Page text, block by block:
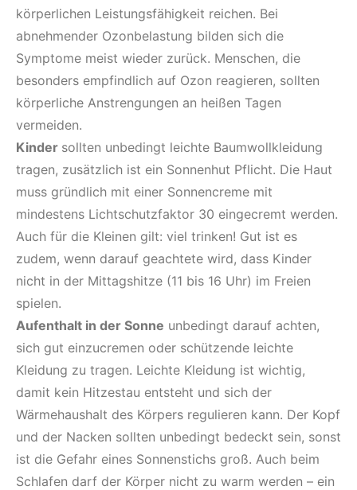
körperlichen Leistungsfähigkeit reichen. Bei
abnehmender Ozonbelastung bilden sich die
Symptome meist wieder zurück. Menschen, die
besonders empfindlich auf Ozon reagieren, sollten
körperliche Anstrengungen an heißen Tagen
vermeiden.
Kinder sollten unbedingt leichte Baumwollkleidung
tragen, zusätzlich ist ein Sonnenhut Pflicht. Die Haut
muss gründlich mit einer Sonnencreme mit
mindestens Lichtschutzfaktor 30 eingecremt werden.
Auch für die Kleinen gilt: viel trinken! Gut ist es
zudem, wenn darauf geachtete wird, dass Kinder
nicht in der Mittagshitze (11 bis 16 Uhr) im Freien
spielen.
Aufenthalt in der Sonne unbedingt darauf achten,
sich gut einzucremen oder schützende leichte
Kleidung zu tragen. Leichte Kleidung ist wichtig,
damit kein Hitzestau entsteht und sich der
Wärmehaushalt des Körpers regulieren kann. Der Kopf
und der Nacken sollten unbedingt bedeckt sein, sonst
ist die Gefahr eines Sonnenstichs groß. Auch beim
Schlafen darf der Körper nicht zu warm werden – ein